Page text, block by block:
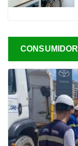
CONSUMIDOR